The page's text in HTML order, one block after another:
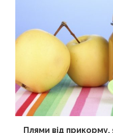
Плями від прикорму,